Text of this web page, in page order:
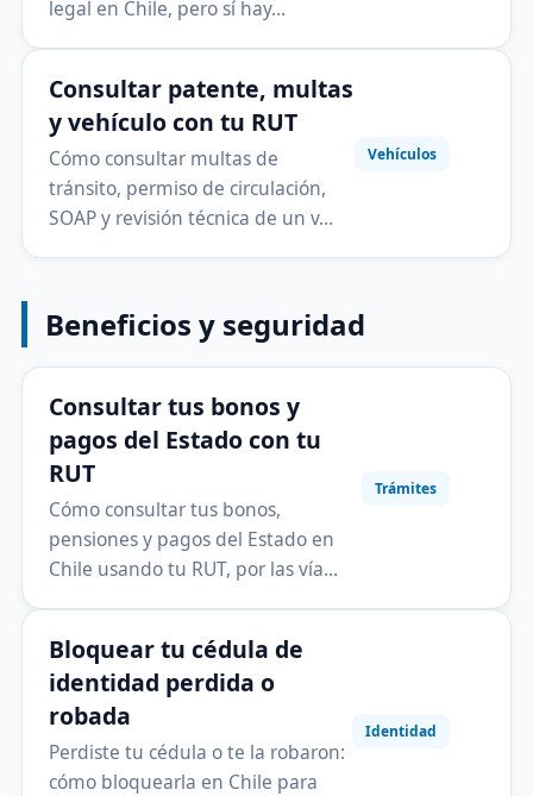
legal en Chile, pero sí hay…
Consultar patente, multas
y vehículo con tu RUT
Cómo consultar multas de
tránsito, permiso de circulación,
SOAP y revisión técnica de un v…
Vehículos
Beneficios y seguridad
Consultar tus bonos y
pagos del Estado con tu
RUT
Cómo consultar tus bonos,
pensiones y pagos del Estado en
Chile usando tu RUT, por las vía…
Trámites
Bloquear tu cédula de
identidad perdida o
robada
Perdiste tu cédula o te la robaron:
cómo bloquearla en Chile para
Identidad